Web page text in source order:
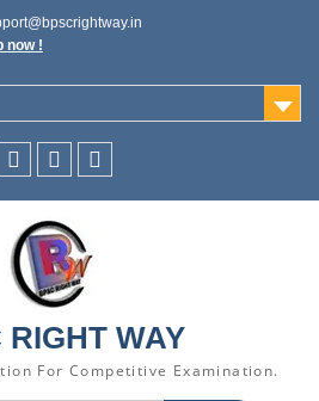
now !
RIGHT WAY
For Competitive Examination.